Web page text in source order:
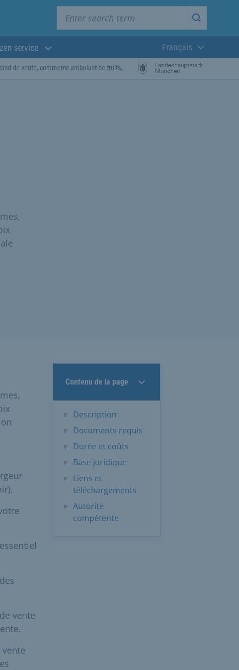
Start
service
Langue
Français
de vente, commerce ambulant de fruits,...
Contenu de la page
Description
Documents requis
Durée et coûts
Base juridique
Liens et
téléchargements
Autorité
compétente
vente